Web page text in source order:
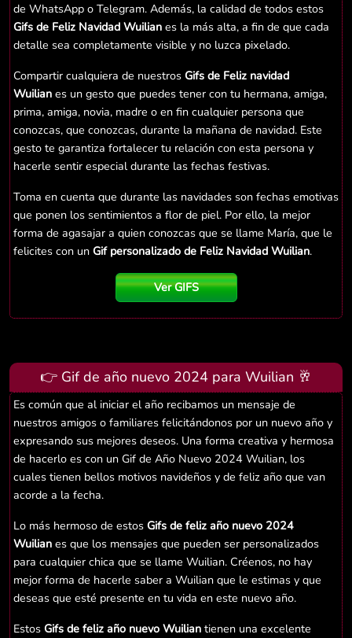
de WhatsApp o Telegram. Además, la calidad de todos estos
Gifs de Feliz Navidad Wuilian es la más alta, a fin de que cada
detalle sea completamente visible y no luzca pixelado.
Compartir cualquiera de nuestros Gifs de Feliz navidad
Wuilian es un gesto que puedes tener con tu hermana, amiga,
prima, amiga, novia, madre o en fin cualquier persona que
conozcas, que conozcas, durante la mañana de navidad. Este
gesto te garantiza fortalecer tu relación con esta persona y
hacerle sentir especial durante las fechas festivas.
Toma en cuenta que durante las navidades son fechas emotivas
que ponen los sentimientos a flor de piel. Por ello, la mejor
forma de agasajar a quien conozcas que se llame María, que le
felicites con un Gif personalizado de Feliz Navidad Wuilian.
Ver GIFS
👉 Gif de año nuevo 2024 para Wuilian 🥂
Es común que al iniciar el año recibamos un mensaje de
nuestros amigos o familiares felicitándonos por un nuevo año y
expresando sus mejores deseos. Una forma creativa y hermosa
de hacerlo es con un Gif de Año Nuevo 2024 Wuilian, los
cuales tienen bellos motivos navideños y de feliz año que van
acorde a la fecha.
Lo más hermoso de estos Gifs de feliz año nuevo 2024
Wuilian es que los mensajes que pueden ser personalizados
para cualquier chica que se llame Wuilian. Créenos, no hay
mejor forma de hacerle saber a Wuilian que le estimas y que
deseas que esté presente en tu vida en este nuevo año.
Estos Gifs de feliz año nuevo Wuilian tienen una excelente